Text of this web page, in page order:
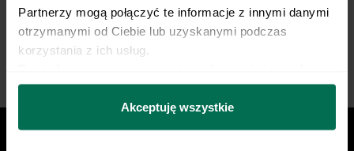
Partnerzy mogą połączyć te informacje z innymi danymi
otrzymanymi od Ciebie lub uzyskanymi podczas
korzystania z ich usług.
można się z nami skontaktować i w jaki sposób
przetwarzamy dane osobowe w ramach
prywatności.
Akceptuję wszystkie
Zacznij współpracę